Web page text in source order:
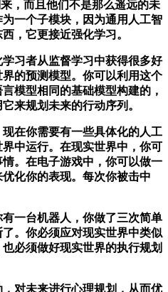
而且他们不是那么遥远的未
一个子模块，因为通用人工智
，它更接近强化学习。
习者从监督学习中获得很多好
的预测模型。你可以利用这个
模型相同的基础模型构建的，
来规划未来的行动序列。
在你需要有一些具体化的人工
中运行。在现实世界中，你可
。在电子游戏中，你可以做一
化你的表现。每次你被击中
一台机器人，你做了三次简单
。你必须应对现实世界中类似
必须做好现实世界的执行规划
对未来进行心理规划，从而优